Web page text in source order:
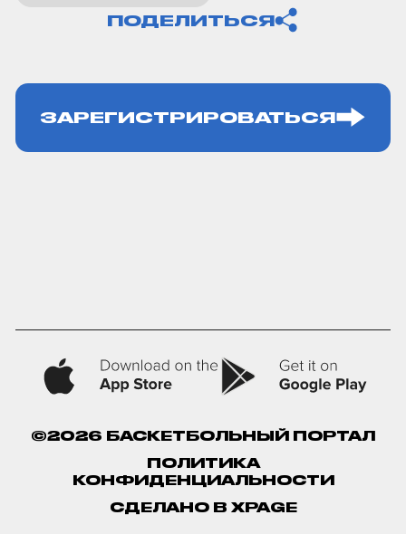
ПОДЕЛИТЬСЯ
ЗАРЕГИСТРИРОВАТЬСЯ
©2026 БАСКЕТБОЛЬНЫЙ ПОРТАЛ
ПОЛИТИКА
КОНФИДЕНЦИАЛЬНОСТИ
СДЕЛАНО В XPAGE